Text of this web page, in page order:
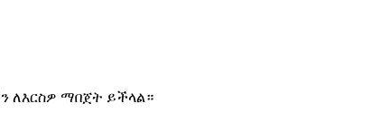
ለእርስዎ ማበጀት ይችላል።